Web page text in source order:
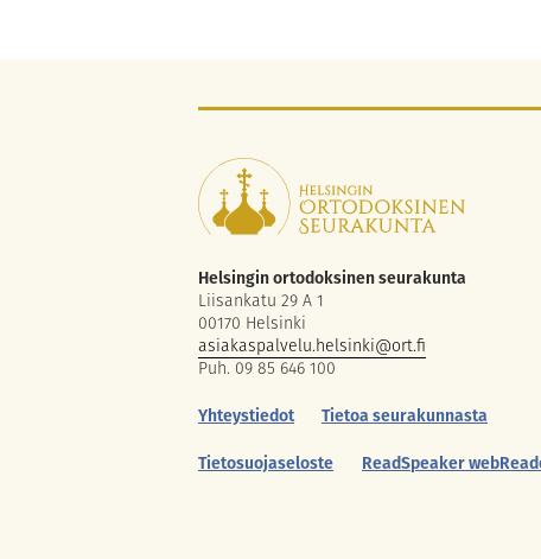
Helsingin ortodoksinen seurakunta
Liisankatu 29 A 1
00170 Helsinki
asiakaspalvelu.helsinki@ort.fi
Puh. 09 85 646 100
Yhteystiedot
Tietoa seurakunnasta
Tietosuojaseloste
ReadSpeaker